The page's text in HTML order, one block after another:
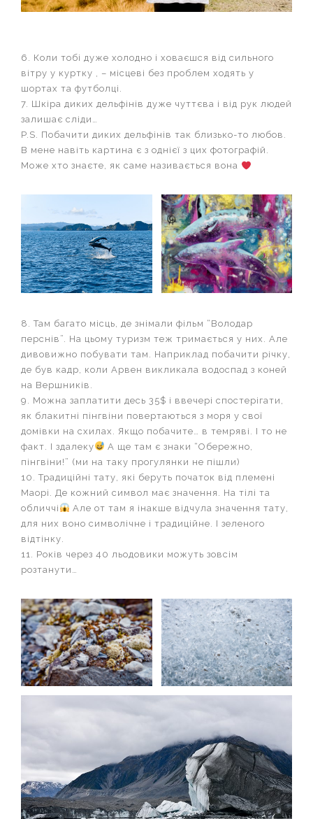
6. Коли тобі дуже холодно і ховаєшся від сильного
вітру у куртку , – місцеві без проблем ходять у
шортах та футболці.
7. Шкіра диких дельфінів дуже чуттєва і від рук людей
залишає сліди…
P.S. Побачити диких дельфінів так близько-то любов.
В мене навіть картина є з однієї з цих фотографій.
Може хто знаєте, як саме називається вона
8. Там багато місць, де знімали фільм “Володар
перснів”. На цьому туризм теж тримається у них. Але
дивовижно побувати там. Наприклад побачити річку,
де був кадр, коли Арвен викликала водоспад з коней
на Вершників.
9. Можна заплатити десь 35$ і ввечері спостерігати,
як блакитні пінгвіни повертаються з моря у свої
домівки на схилах. Якщо побачите… в темряві. І то не
факт. І здалеку
А ще там є знаки “Обережно,
пінгвіни!” (ми на таку прогулянки не пішли)
10. Традиційні тату, які беруть початок від племені
Маорі. Де кожний символ має значення. На тілі та
обличчі
Але от там я інакше відчула значення тату,
для них воно символічне і традиційне. І зеленого
відтінку.
11. Років через 40 льодовики можуть зовсім
розтанути…